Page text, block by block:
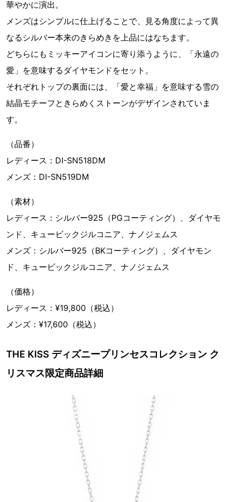
華やかに演出。
メンズはシンプルに仕上げることで、見る角度によって異
なるシルバー本来のきらめきを上品にはなちます。
どちらにもミッキーアイコンに寄り添うように、「永遠の
愛」を意味するダイヤモンドをセット。
それぞれトップの裏面には、「愛と幸福」を意味する雪の
結晶モチーフときらめくストーンがデザインされていま
す。
（品番）
レディース：DI-SN518DM
メンズ：DI-SN519DM
（素材）
レディース：シルバー925（PGコーティング）、ダイヤモ
ンド、キュービックジルコニア、ナノジェムス
メンズ：シルバー925（BKコーティング）、ダイヤモン
ド、キュービックジルコニア、ナノジェムス
（価格）
レディース：¥19,800（税込）
メンズ：¥17,600（税込）
THE KISS ディズニープリンセスコレクション ク
リスマス限定商品詳細